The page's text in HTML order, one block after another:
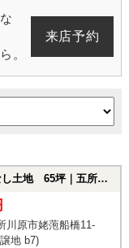
。
来店予約
船橋11-95(開発分譲地 b7)の土地
川原市姥萢船橋11-
地 b7)